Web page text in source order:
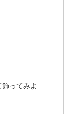
ってみよ